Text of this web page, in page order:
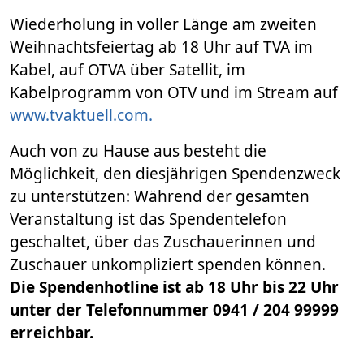
Wiederholung in voller Länge am zweiten
Weihnachtsfeiertag ab 18 Uhr auf TVA im
Kabel, auf OTVA über Satellit, im
Kabelprogramm von OTV und im Stream auf
www.tvaktuell.com.
Auch von zu Hause aus besteht die
Möglichkeit, den diesjährigen Spendenzweck
zu unterstützen: Während der gesamten
Veranstaltung ist das Spendentelefon
geschaltet, über das Zuschauerinnen und
Zuschauer unkompliziert spenden können.
Die Spendenhotline ist ab 18 Uhr bis 22 Uhr
unter der Telefonnummer 0941 / 204 99999
erreichbar.